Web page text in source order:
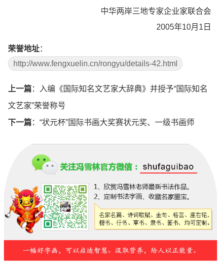
中华两岸三地专家企业家联合会
2005年10月1日
荣誉地址：
http://www.fengxuelin.cn/rongyu/details-42.html
上一篇：
入编《国际知名文艺家大辞典》并授予“国际知名
文艺家”荣誉称号
下一篇： “状元杯”国际书画大奖赛状元奖、一级书画师